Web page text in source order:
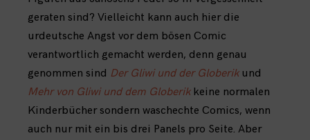
geraten sind? Vielleicht kann auch hier die
urdeutsche Angst vor dem bösen Comic
verantwortlich gemacht werden, denn genau
genommen sind Der Gliwi und der Globerikund
Mehr von Gliwi und dem Globerikkeine normalen
Kinderbücher sondern waschechte Comics, wenn
auch nur mit ein bis drei Panels pro Seite. Aber